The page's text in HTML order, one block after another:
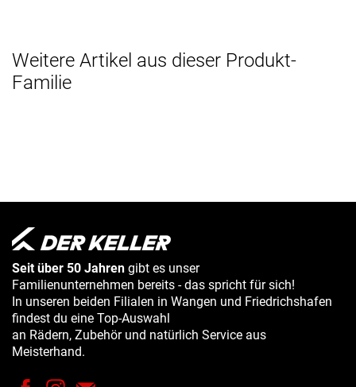
Weitere Artikel aus dieser Produkt-
Familie
Seit über 50 Jahren gibt es unser
Familienunternehmen bereits - das spricht für sich!
In unseren beiden Filialen in Wangen und Friedrichshafen
findest du eine Top-Auswahl
an Rädern, Zubehör und natürlich Service aus
Meisterhand.